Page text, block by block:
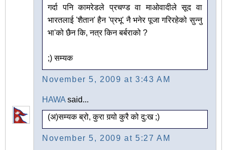
गर्दा पनि कामरेडले प्रचण्ड वा माओवादीले सूद वा
भारतलाई 'शैतान' हैन 'प्रभू' नै भनेर पूजा गरिरहेको सुन्नु
भा'को छैन कि, नत्र किन बर्बराको ?
;) सम्यक
November 5, 2009 at 3:43 AM
HAWA said...
(अ)सम्यक ब्रो, कुरा गर्‍यो कुरै को दु:ख ;)
November 5, 2009 at 5:27 AM